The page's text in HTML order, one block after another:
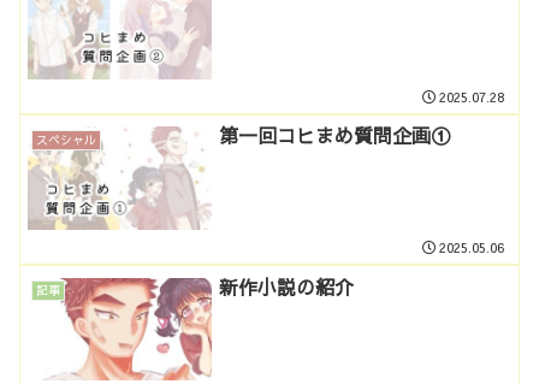
2025.07.28
スペシャル 第一回コヒまめ質問企画①
2025.05.06
記事 新作小説の紹介